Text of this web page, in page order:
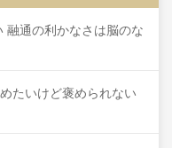
融通の利かなさは脳のな
たいけど褒められない